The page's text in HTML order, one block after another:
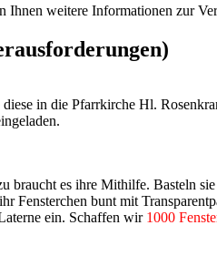
Ihnen weitere Informationen zur
in die Pfarrkirche Hl.
braucht es ihre Mithilfe. Basteln
Fensterchen bunt mit
ein. Schaffen wir 1000